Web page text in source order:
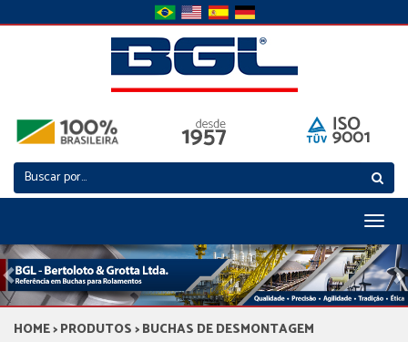
Previous
HOME>PRODUTOS> BUCHAS DE DESMONTAGEM